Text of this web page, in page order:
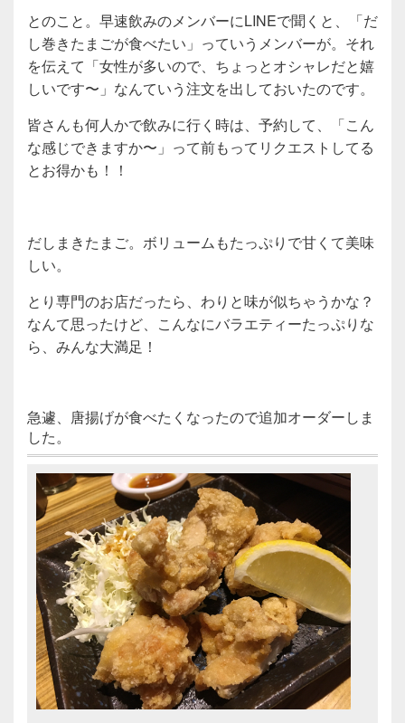
とのこと。早速飲みのメンバーにLINEで聞くと、「だ
し巻きたまごが食べたい」っていうメンバーが。それ
を伝えて「女性が多いので、ちょっとオシャレだと嬉
しいです〜」なんていう注文を出しておいたのです。
皆さんも何人かで飲みに行く時は、予約して、「こん
な感じできますか〜」って前もってリクエストしてる
とお得かも！！
だしまきたまご。ボリュームもたっぷりで甘くて美味
しい。
とり専門のお店だったら、わりと味が似ちゃうかな？
なんて思ったけど、こんなにバラエティーたっぷりな
ら、みんな大満足！
急遽、唐揚げが食べたくなったので追加オーダーしま
した。